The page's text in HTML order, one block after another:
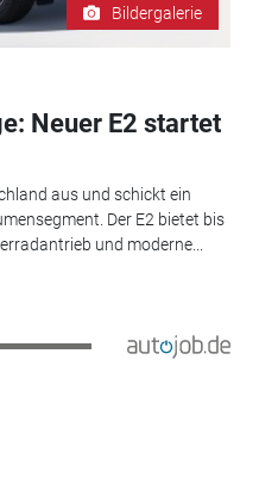
Bildergalerie
Neuer E2 startet
aus und schickt ein
Der E2 bietet bis
und moderne...